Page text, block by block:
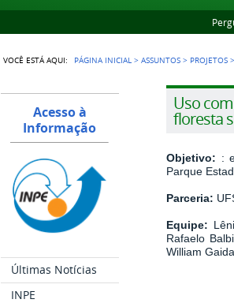
VOCÊ ESTÁ AQUI: PÁGINA INICIAL >ASSUNTOS > PROJETOS >
Acesso à
Informação
Últimas Notícias
INPE
Uso
floresta
Objetivo: :
Parque
Parceria:
Equipe:
Rafaelo
William